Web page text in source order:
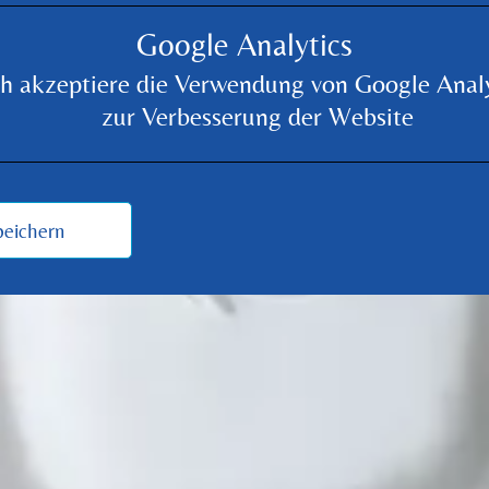
Google Analytics
akzeptiere die Verwendung von Google
zur Verbesserung der Website